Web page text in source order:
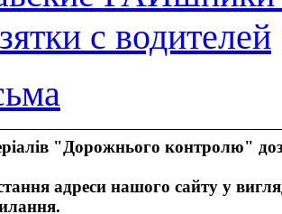
с водителей
"Дорожнього контролю"
адреси нашого сайту у